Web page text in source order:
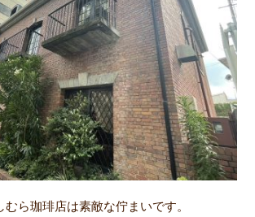
ら珈琲店は素敵な佇まいです。